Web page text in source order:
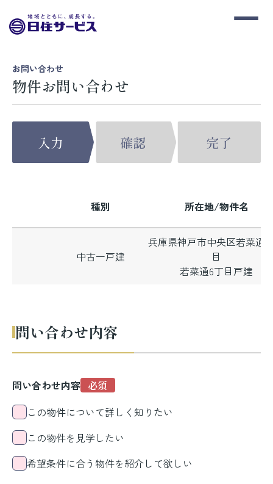
お問い合わせ
物件お問い合わせ
種別 所在地/物件名
中古一戸建
兵庫県神戸市中央区若菜通
目
若菜通6丁目戸建
問い合わせ内容
問い合わせ内容
この物件について詳しく知りたい
この物件を見学したい
希望条件に合う物件を紹介して欲しい